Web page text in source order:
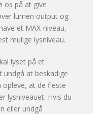
os på at give
lumen output og
et MAX-niveau,
mulige lysniveau.
lyset på et
at beskadige
at de fleste
lysniveauet. Hvis du
eller undgå